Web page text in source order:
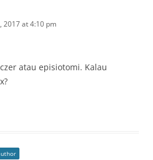
2017 at 4:10 pm
atau episiotomi. Kalau